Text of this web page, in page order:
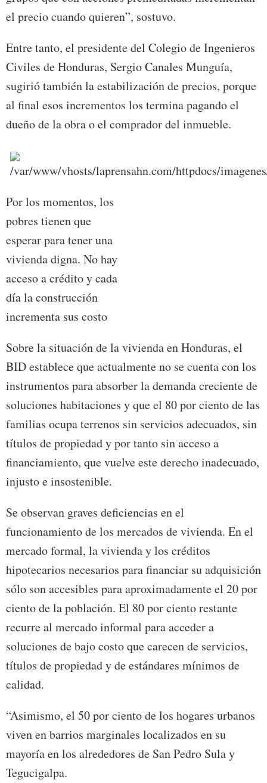
el precio cuando quieren”, sostuvo.
Entre tanto, el presidente del Colegio de Ingenieros
Civiles de Honduras, Sergio Canales Munguía,
sugirió también la estabilización de precios, porque
al final esos incrementos los termina pagando el
dueño de la obra o el comprador del inmueble.
Por los momentos, los
pobres tienen que
esperar para tener una
vivienda digna. No hay
acceso a crédito y cada
día la construcción
incrementa sus costo
Sobre la situación de la vivienda en Honduras, el
BID establece que actualmente no se cuenta con los
instrumentos para absorber la demanda creciente de
soluciones habitaciones y que el 80 por ciento de las
familias ocupa terrenos sin servicios adecuados, sin
títulos de propiedad y por tanto sin acceso a
financiamiento, que vuelve este derecho inadecuado,
injusto e insostenible.
Se observan graves deficiencias en el
funcionamiento de los mercados de vivienda. En el
mercado formal, la vivienda y los créditos
hipotecarios necesarios para financiar su adquisición
sólo son accesibles para aproximadamente el 20 por
ciento de la población. El 80 por ciento restante
recurre al mercado informal para acceder a
soluciones de bajo costo que carecen de servicios,
títulos de propiedad y de estándares mínimos de
calidad.
“Asimismo, el 50 por ciento de los hogares urbanos
viven en barrios marginales localizados en su
mayoría en los alrededores de San Pedro Sula y
Tegucigalpa.